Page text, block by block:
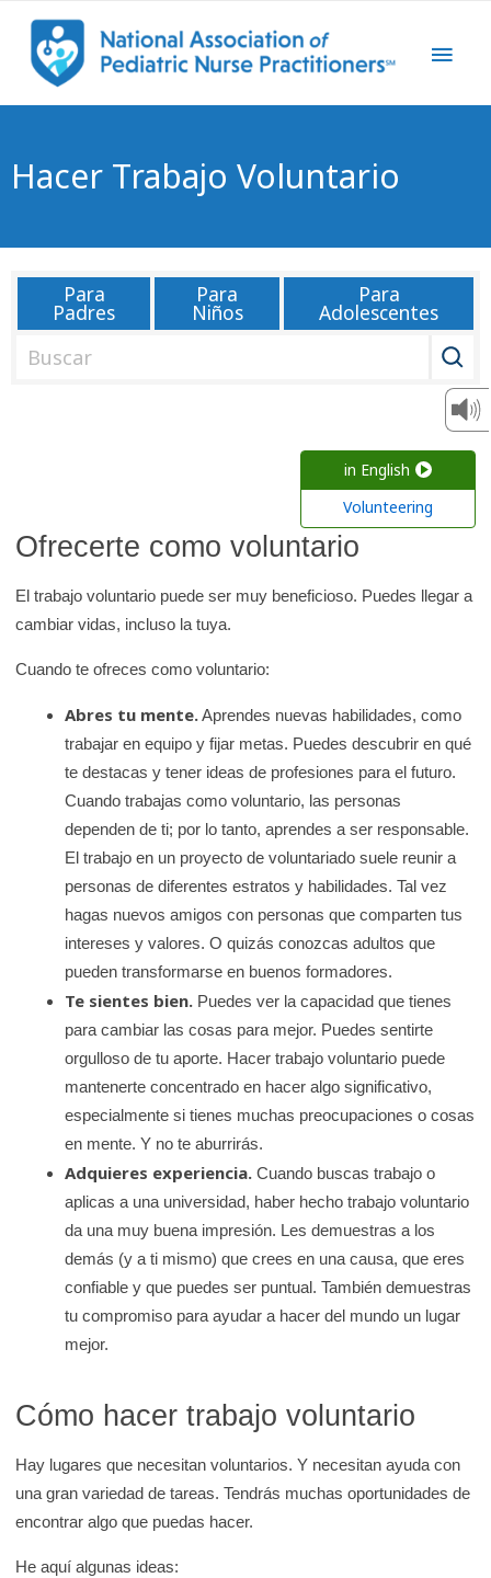
Hacer Trabajo Voluntario
Para
Padres
Para
Niños
Para
Adolescentes
n
i
in English
Volunteering
Ofrecerte como voluntario
El trabajo voluntario puede ser muy beneficioso. Puedes llegar a
cambiar vidas, incluso la tuya.
Cuando te ofreces como voluntario:
Abres tu mente.Aprendes nuevas habilidades, como
trabajar en equipo y fijar metas. Puedes descubrir en qué
te destacas y tener ideas de profesiones para el futuro.
Cuando trabajas como voluntario, las personas
dependen de ti; por lo tanto, aprendes a ser responsable.
El trabajo en un proyecto de voluntariado suele reunir a
personas de diferentes estratos y habilidades. Tal vez
hagas nuevos amigos con personas que comparten tus
intereses y valores. O quizás conozcas adultos que
pueden transformarse en buenos formadores.
Te sientes bien. Puedes ver la capacidad que tienes
para cambiar las cosas para mejor. Puedes sentirte
orgulloso de tu aporte. Hacer trabajo voluntario puede
mantenerte concentrado en hacer algo significativo,
especialmente si tienes muchas preocupaciones o cosas
en mente. Y no te aburrirás.
Adquieres experiencia. Cuando buscas trabajo o
aplicas a una universidad, haber hecho trabajo voluntario
da una muy buena impresión. Les demuestras a los
demás (y a ti mismo) que crees en una causa, que eres
confiable y que puedes ser puntual. También demuestras
tu compromiso para ayudar a hacer del mundo un lugar
mejor.
Cómo hacer trabajo voluntario
Hay lugares que necesitan voluntarios. Y necesitan ayuda con
una gran variedad de tareas. Tendrás muchas oportunidades de
encontrar algo que puedas hacer.
He aquí algunas ideas: